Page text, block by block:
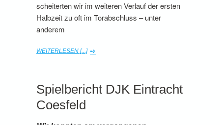
scheiterten wir im weiteren Verlauf der ersten
Halbzeit zu oft im Torabschluss – unter
anderem
WEITERLESEN [...]
Spielbericht DJK Eintracht
Coesfeld